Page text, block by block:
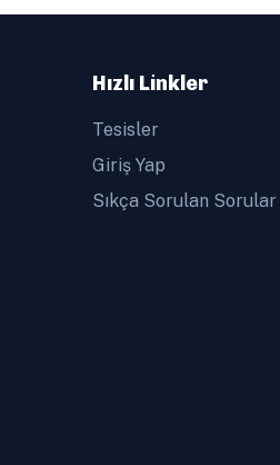
Hızlı Linkler
Tesisler
Giriş Yap
Sıkça Sorulan Sorular